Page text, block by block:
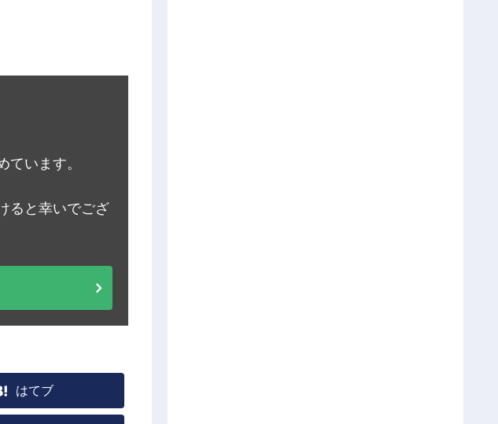
います。
ると幸いでござ
はてブ